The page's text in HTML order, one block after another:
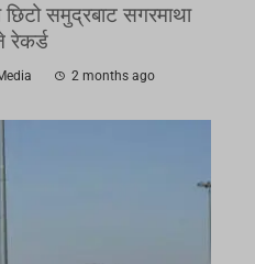
समुद्रबाट सगरमाथा
रेकर्ड
2 months ago